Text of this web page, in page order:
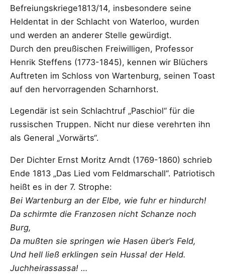
Befreiungskriege1813/14, insbesondere seine
Heldentat in der Schlacht von Waterloo, wurden
und werden an anderer Stelle gewürdigt.
Durch den preußischen Freiwilligen, Professor
Henrik Steffens (1773-1845), kennen wir Blüchers
Auftreten im Schloss von Wartenburg, seinen Toast
auf den hervorragenden Scharnhorst.
Legendär ist sein Schlachtruf „Paschiol“ für die
russischen Truppen. Nicht nur diese verehrten ihn
als General „Vorwärts“.
Der Dichter Ernst Moritz Arndt (1769-1860) schrieb
Ende 1813 „Das Lied vom Feldmarschall“. Patriotisch
heißt es in der 7. Strophe:
Bei Wartenburg an der Elbe, wie fuhr er hindurch!
Da schirmte die Franzosen nicht Schanze noch
Burg,
Da mußten sie springen wie Hasen über’s Feld,
Und hell ließ erklingen sein Hussa! der Held.
Juchheirassassa! …